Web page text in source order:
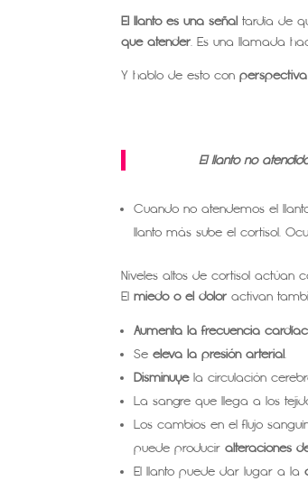
El llanto es una señal tardía de
que atender. Es una llamada
Y hablo de esto con
El llanto no
Cuando no atendemos el
llanto más sube el cortisol.
Niveles altos de cortisol actúan
Elmiedo o el dolor activan
Aumenta la frecuencia
Seeleva la presión arterial.
Disminuyela circulación
La sangre que llega a los
Los cambios en el flujo
puede produciralteraciones
El llanto puede dar lugar a la